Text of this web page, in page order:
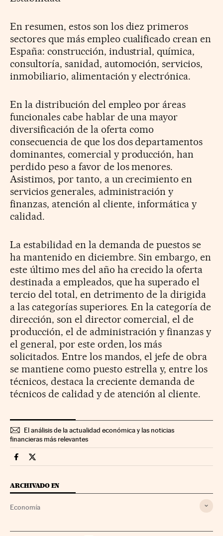
En resumen, estos son los diez primeros
sectores que más empleo cualificado crean en
España: construcción, industrial, química,
consultoría, sanidad, automoción, servicios,
inmobiliario, alimentación y electrónica.
En la distribución del empleo por áreas
funcionales cabe hablar de una mayor
diversificación de la oferta como
consecuencia de que los dos departamentos
dominantes, comercial y producción, han
perdido peso a favor de los menores.
Asistimos, por tanto, a un crecimiento en
servicios generales, administración y
finanzas, atención al cliente, informática y
calidad.
La estabilidad en la demanda de puestos se
ha mantenido en diciembre. Sin embargo, en
este último mes del año ha crecido la oferta
destinada a empleados, que ha superado el
tercio del total, en detrimento de la dirigida
a las categorías superiores. En la categoría de
dirección, son el director comercial, el de
producción, el de administración y finanzas y
el general, por este orden, los más
solicitados. Entre los mandos, el jefe de obra
se mantiene como puesto estrella y, entre los
técnicos, destaca la creciente demanda de
técnicos de calidad y de atención al cliente.
El análisis de la actualidad económica y las noticias
financieras más relevantes
Economia Cinco Días en Facebook
Economia Cinco Días en Twitter
ARCHIVADO EN
Economía